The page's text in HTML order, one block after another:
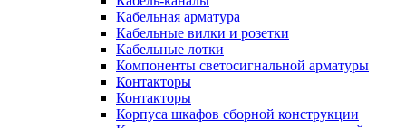
Кабельная арматура
Кабельные вилки и розетки
Кабельные лотки
Компоненты светосигнальной арматуры
Контакторы
Контакторы
Корпуса шкафов сборной конструкции